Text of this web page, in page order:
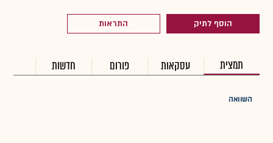
הוסף לתיק התראות
תמצית עסקאות פורום חדשות
השוואה